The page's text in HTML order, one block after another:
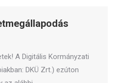
A Digitális Kormányzati
DKÜ Zrt.) ezúton